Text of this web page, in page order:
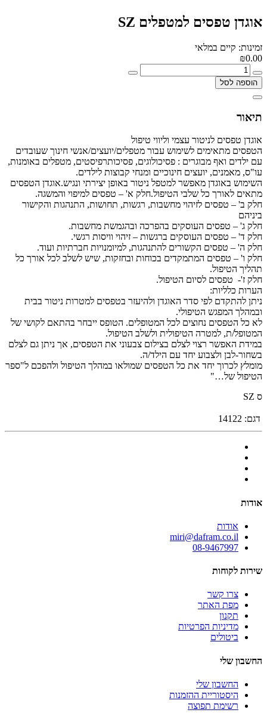
אוגדן טפסים למטפלים SZ
זמינות: קיים במלאי
₪0.00
הוספה לסל
תיאור
אוגדן טפסים לניטור עצמי וליווי טיפול
הטפסים מתאימים לשימוש עבור מטפלים/יועצים/אנשי חינוך שעובדים
עם ילדים ואף מבוגרים : פסיכולוגים, פסיכותרפיסטים, מטפלים באומנות,
עו"ס, מאמנים, יועצים חינוכיים ומנחי קבוצות לילדים.
השימוש באוגדן מאפשר למטפל ניטור באופן יצירתי ונגיש.אוגדן הטפסים
מתאים לאורך כל שלבי הטיפול.חלק א' – טפסים למיפוי והמשגה.
חלק ב' – טפסים לזיהוי מחשבות, רגשות, תחושות, התנהגות והקישור
ביניהם
חלק ג' – טפסים העוסקים בהפרכה ובהגמשת מחשבות.
חלק ד' – טפסים העוסקים ברגשות – זיהוי וויסות רגשי.
חלק ה' – טפסים הקשורים להתנהגות, למיומנויות חברתיות ועוד.
חלק ו' – טפסים המתמקדים בכוחות ובחזקות, שיש לשלב לכל אורך כל
תהליך הטיפול.
חלק ז'- טפסים לסיום הטיפול.
הערות כלליות:
ניתן להתקדם לפי סדר האוגדן ולהיעזר בטפסים למטרות ניטור בבית
ובמהלך המפגש הטיפולי.
לא כל הטפסים נחוצים לכל המטופלים. הטופס ייבחר בהתאם לקושי של
המטופל/ת, למטרה הטיפולית ולשלב הטיפול.
במידת האפשר רצוי לצלם בצילום צבעוני את הטפסים, אך ניתן גם לצלם
בשחור-לבן ולצבוע יחד עם הילד/ה.
מומלץ לכרוך יחד את כל הטפסים שמולאו במהלך הטיפול ולהפכם ל"ספר
הטיפול של…"
ס SZ
דגם: 14122
אודות
אודות
miri@dafram.co.il
08-9467997
שירות לקוחות
צרו קשר
מפת האתר
תקנון
מדיניות הפרטיות
ביטולים
החשבון שלי
החשבון שלי
היסטוריית ההזמנות
רשימת תפוצה